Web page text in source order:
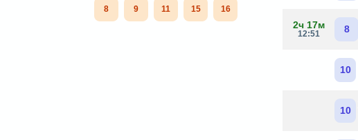
8 9 11 15 16
2ч 17м
12:51 8
10
10